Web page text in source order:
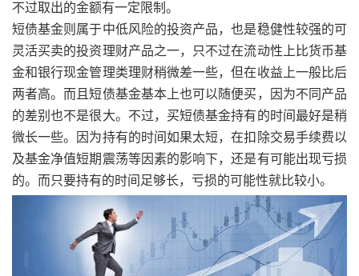
不过取出的金额有一定限制。
短债基金则属于中低风险的投资产品，也是稳健性较强的可
灵活买卖的投资理财产品之一，只不过在流动性上比货币基
金和银行现金管理类理财稍微差一些，但在收益上一般比后
两者高。而且短债基金基本上也可以随便买，因为不同产品
的差别也不是很大。不过，买短债基金持有的时间最好是稍
微长一些。因为持有的时间如果太短，在扣除交易手续费以
及基金净值短期震荡等因素的影响下，还是有可能出现亏损
的。而只要持有的时间足够长，亏损的可能性就比较小。